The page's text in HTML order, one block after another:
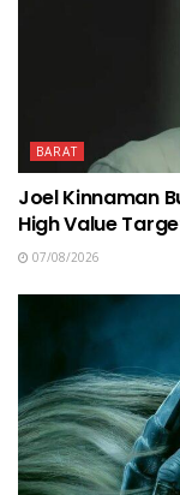
BARAT
Joel Kinnaman
High Value
07/08/2026